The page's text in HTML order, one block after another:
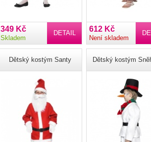
DETAIL
349 Kč
Skladem
612 Kč
Není skladem
Dětský kostým Santy Dětský kostým